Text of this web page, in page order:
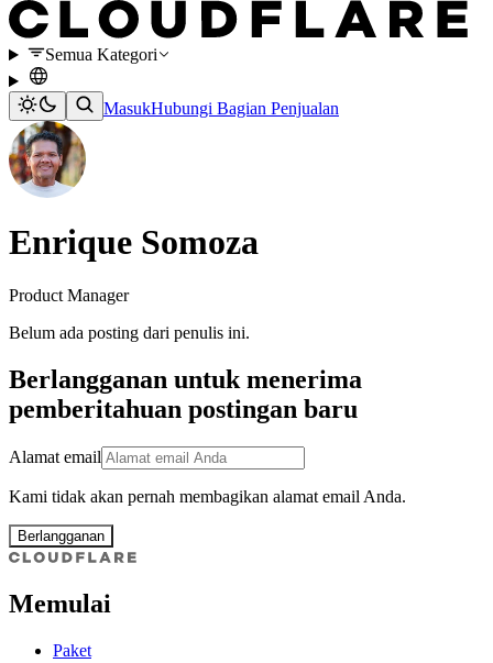
Semua Kategori
MasukHubungi Bagian Penjualan
Enrique Somoza
Product Manager
Belum ada posting dari penulis ini.
Berlangganan untuk menerima
pemberitahuan postingan baru
Alamat email
Kami tidak akan pernah membagikan alamat email Anda.
Berlangganan
Memulai
Paket